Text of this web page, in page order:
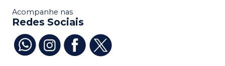
Acompanhe nas
Redes Sociais